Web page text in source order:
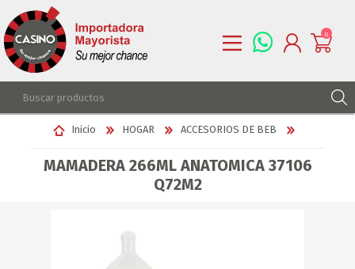
REGISTRARSE
LISTA DE DESEOS
0
Inicio HOGAR ACCESORIOS DE BEB
MAMADERA 266ML ANATOMICA 37106
Q72M2